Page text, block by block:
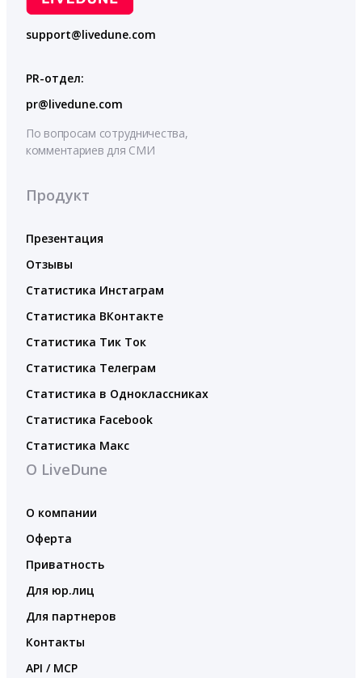
support@livedune.com
PR-отдел:
pr@livedune.com
По вопросам сотрудничества,
комментариев для СМИ
Продукт
Презентация
Отзывы
Статистика Инстаграм
Статистика ВКонтакте
Статистика Тик Ток
Статистика Телеграм
Статистика в Одноклассниках
Статистика Facebook
Статистика Макс
О LiveDune
О компании
Оферта
Приватность
Для юр.лиц
Для партнеров
Контакты
API / MCP